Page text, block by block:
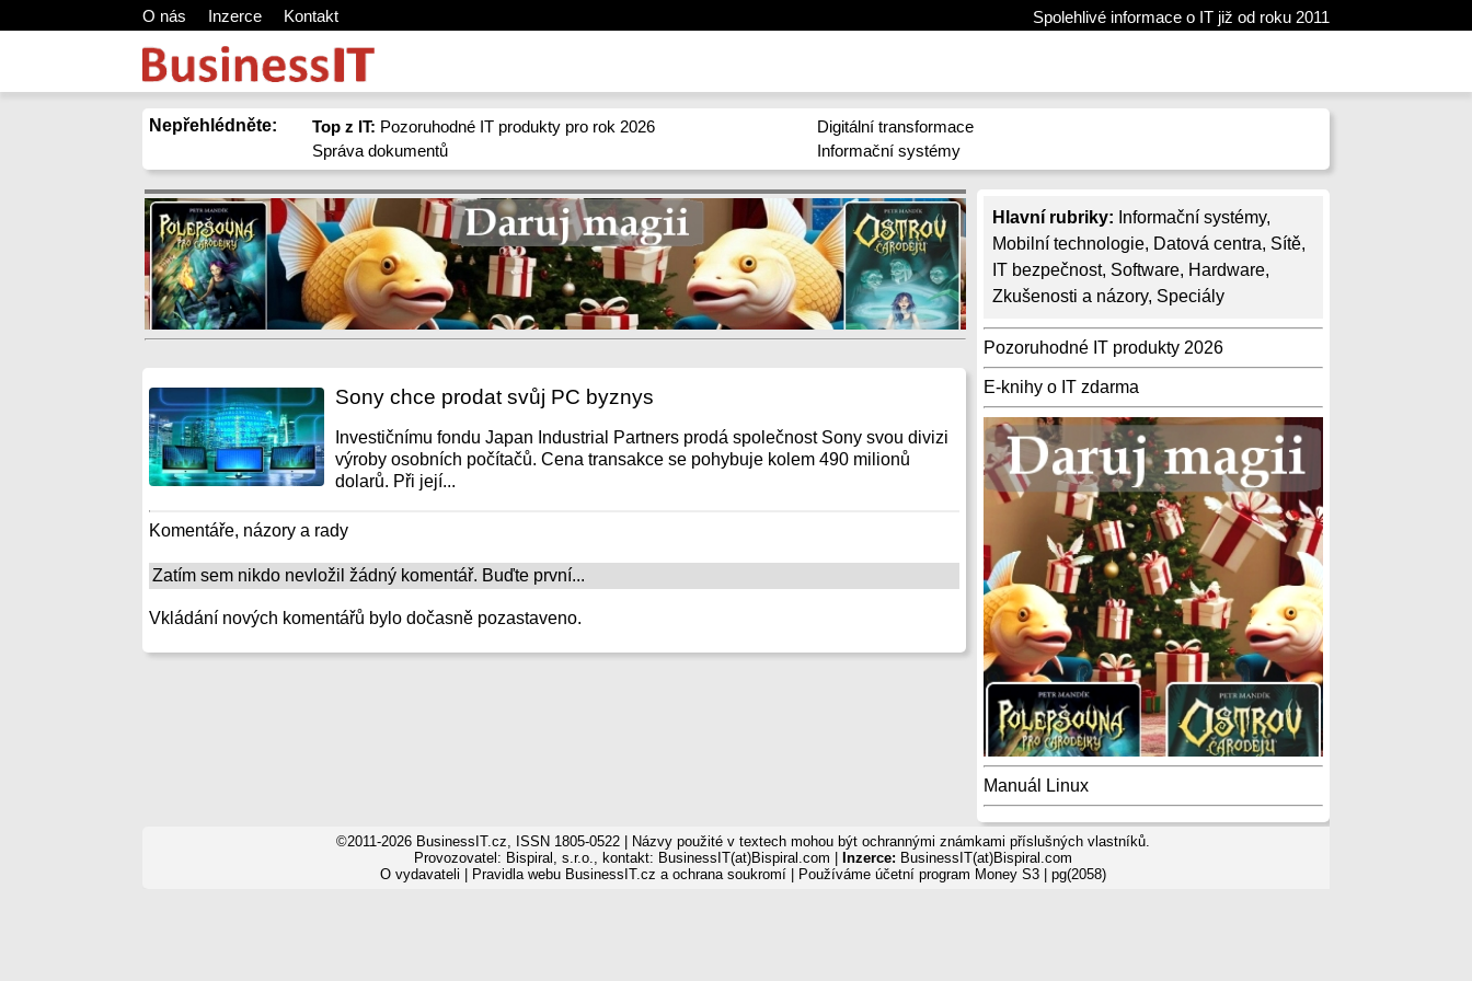
O nás Inzerce Kontakt Spolehlivé informace o IT již od roku 2011
Nepřehlédněte: Top z IT: Pozoruhodné IT produkty pro rok 2026
Správa dokumentů
Digitální transformace
Informační systémy
Hlavní rubriky: Informační systémy,
Mobilní technologie, Datová centra, Sítě,
IT bezpečnost, Software, Hardware,
Zkušenosti a názory, Speciály
Pozoruhodné IT produkty 2026
E-knihy o IT zdarma
Manuál Linux
Sony chce prodat svůj PC byznys
Investičnímu fondu Japan Industrial Partners prodá společnost Sony svou divizi
výroby osobních počítačů. Cena transakce se pohybuje kolem 490 milionů
dolarů. Při její...
Komentáře, názory a rady
Zatím sem nikdo nevložil žádný komentář. Buďte první...
Vkládání nových komentářů bylo dočasně pozastaveno.
©2011-2026 BusinessIT.cz, ISSN 1805-0522 | Názvy použité v textech mohou být ochrannými známkami příslušných vlastníků.
Provozovatel: Bispiral, s.r.o., kontakt: BusinessIT(at)Bispiral.com |
Inzerce: BusinessIT(at)Bispiral.com
O vydavateli
Pravidla webu BusinessIT.cz a ochrana soukromí| Používáme účetní program Money S3| pg(2058)